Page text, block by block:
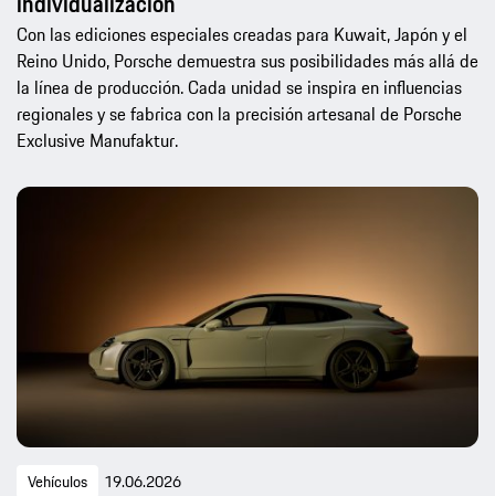
Con las ediciones especiales creadas para Kuwait, Japón y el
Reino Unido, Porsche demuestra sus posibilidades más allá de
la línea de producción. Cada unidad se inspira en influencias
regionales y se fabrica con la precisión artesanal de Porsche
Exclusive Manufaktur.
Vehículos 19.06.2026